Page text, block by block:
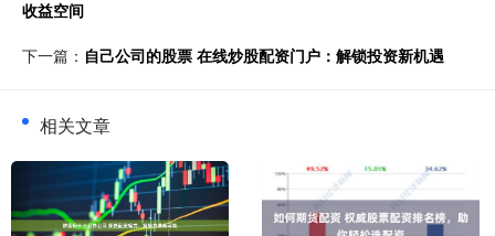
收益空间
下一篇： 自己公司的股票 在线炒股配资门户：解锁投资新机遇
相关文章